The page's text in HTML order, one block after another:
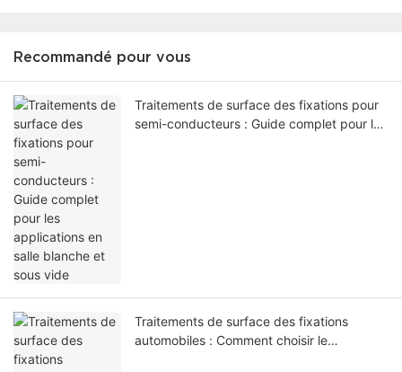
Recommandé pour vous
Traitements de surface des fixations pour
semi-conducteurs : Guide complet pour les
Traitements de surface des fixations
automobiles : Comment choisir le